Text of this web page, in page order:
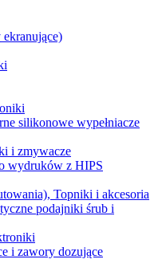
silikonowe wypełniacze
i zmywacze
wydruków z HIPS
Topniki i akcesoria
podajniki śrub i
i zawory dozujące